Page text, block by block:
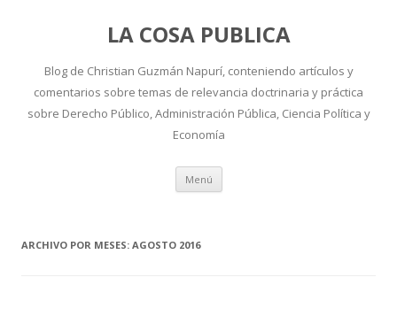
LA COSA PUBLICA
Blog de Christian Guzmán Napurí, conteniendo artículos y
comentarios sobre temas de relevancia doctrinaria y práctica
sobre Derecho Público, Administración Pública, Ciencia Política y
Economía
Menú Ir
contenido
ARCHIVO POR MESES: AGOSTO 2016